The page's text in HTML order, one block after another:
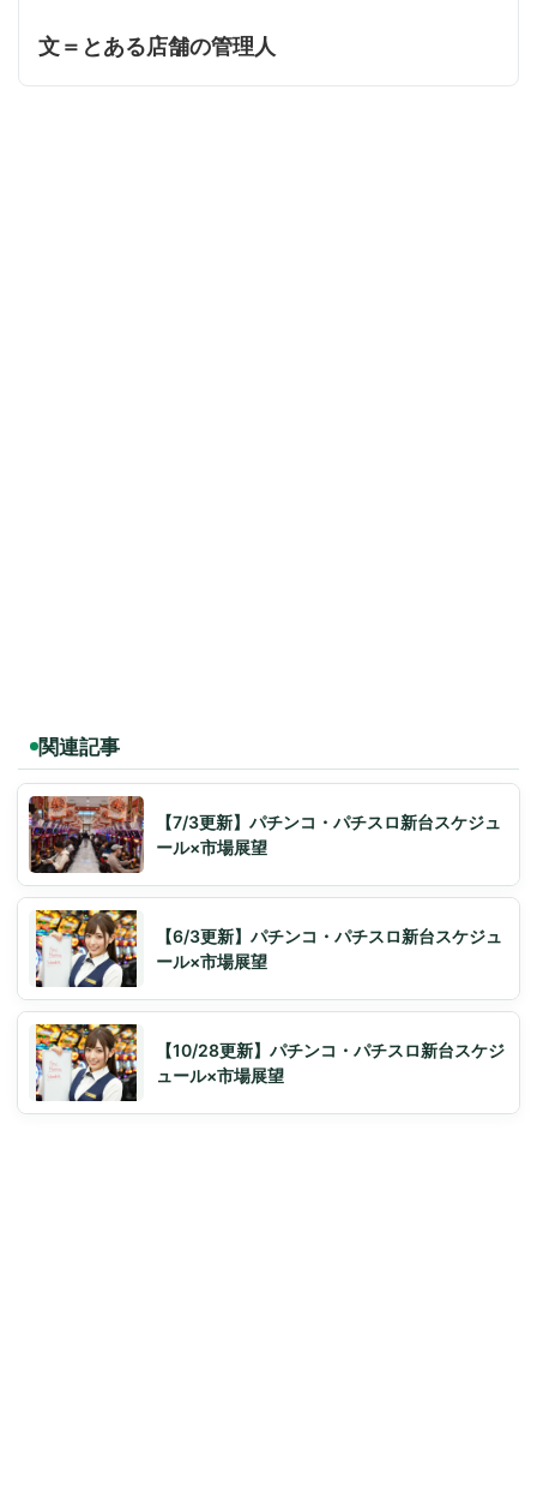
文＝とある店舗の管理人
関連記事
【7/3更新】パチンコ・パチスロ新台スケジュ
ール×市場展望
【6/3更新】パチンコ・パチスロ新台スケジュ
ール×市場展望
【10/28更新】パチンコ・パチスロ新台スケジ
ュール×市場展望